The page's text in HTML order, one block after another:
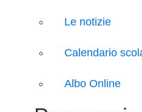
Le notizie
Calendario
Albo Online